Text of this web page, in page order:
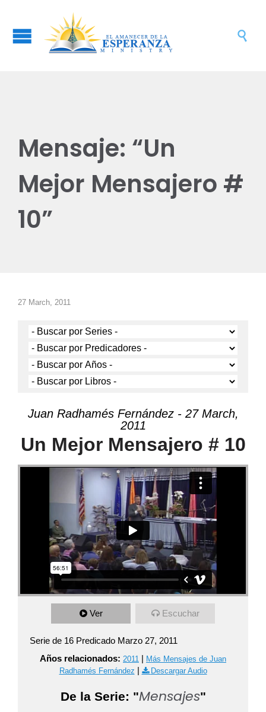

Mensaje: “Un
Mejor Mensajero #
10”
27 March, 2011
Juan Radhamés Fernández - 27 March,
2011
Un Mejor Mensajero # 10
Ver Escuchar
Serie de 16 Predicado Marzo 27, 2011
Años relacionados: 2011 | Más Mensajes de Juan
Radhamés Fernández | Descargar Audio
De la Serie: "Mensajes"